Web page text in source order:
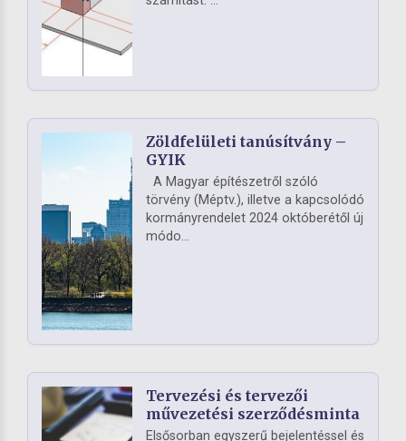
Zöldfelületi tanúsítvány –
GYIK
A Magyar építészetről szóló
törvény (Méptv.), illetve a kapcsolódó
kormányrendelet 2024 októberétől új
módo...
Tervezési és tervezői
művezetési szerződésminta
Elsősorban egyszerű bejelentéssel és